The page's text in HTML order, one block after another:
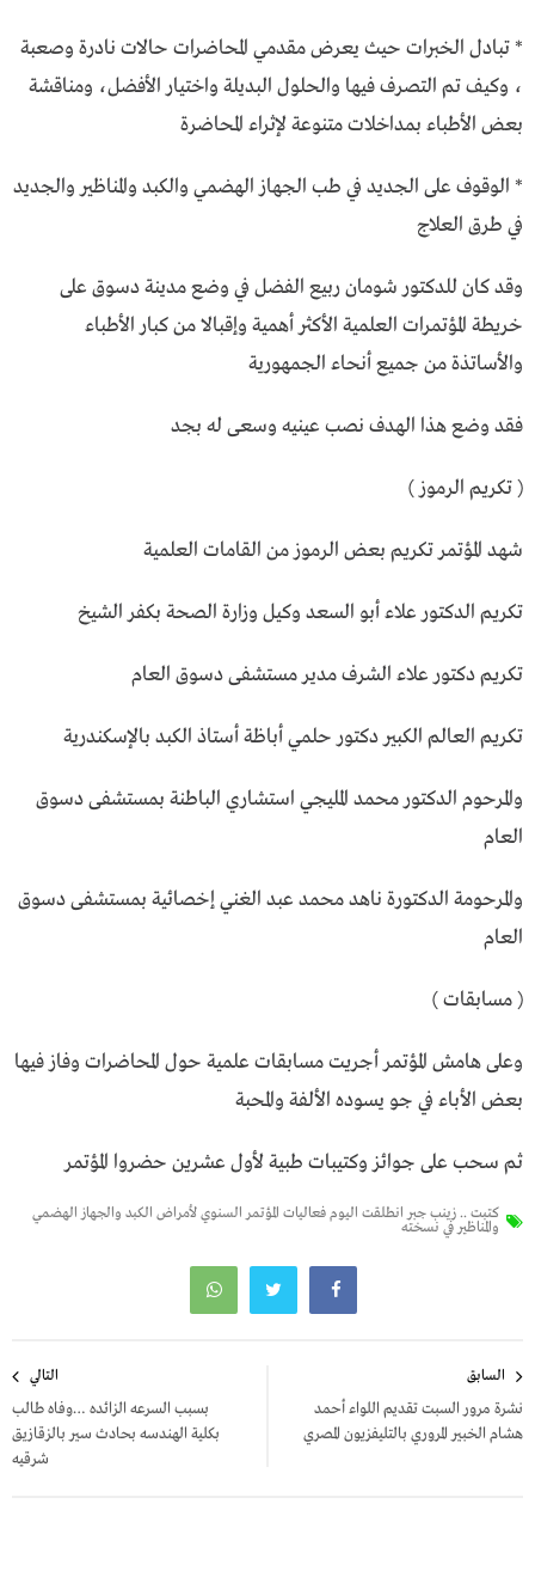
* تبادل الخبرات حيث يعرض مقدمي المحاضرات حالات نادرة وصعبة
، وكيف تم التصرف فيها والحلول البديلة واختيار الأفضل، ومناقشة
بعض الأطباء بمداخلات متنوعة لإثراء المحاضرة
* الوقوف على الجديد في طب الجهاز الهضمي والكبد والمناظير والجديد
في طرق العلاج
وقد كان للدكتور شومان ربيع الفضل في وضع مدينة دسوق على
خريطة المؤتمرات العلمية الأكثر أهمية وإقبالا من كبار الأطباء
والأساتذة من جميع أنحاء الجمهورية
فقد وضع هذا الهدف نصب عينيه وسعى له بجد
( تكريم الرموز )
شهد المؤتمر تكريم بعض الرموز من القامات العلمية
تكريم الدكتور علاء أبو السعد وكيل وزارة الصحة بكفر الشيخ
تكريم دكتور علاء الشرف مدير مستشفى دسوق العام
تكريم العالم الكبير دكتور حلمي أباظة أستاذ الكبد بالإسكندرية
والمرحوم الدكتور محمد المليجي استشاري الباطنة بمستشفى دسوق
العام
والمرحومة الدكتورة ناهد محمد عبد الغني إخصائية بمستشفى دسوق
العام
( مسابقات )
وعلى هامش المؤتمر أجريت مسابقات علمية حول المحاضرات وفاز فيها
بعض الأباء في جو يسوده الألفة والمحبة
ثم سحب على جوائز وكتيبات طبية لأول عشرين حضروا المؤتمر
كتبت .. زينب جبر انطلقت اليوم فعاليات المؤتمر السنوي لأمراض الكبد والجهاز الهضمي
والمناظير في نسخته
المقالات
السابق
نشرة مرور السبت تقديم اللواء أحمد
هشام الخبير المروري بالتليفزيون المصري
التالي
بسبب السرعه الزائده …وفاه طالب
بكلية الهندسه بحادث سير بالزقازيق
شرقيه